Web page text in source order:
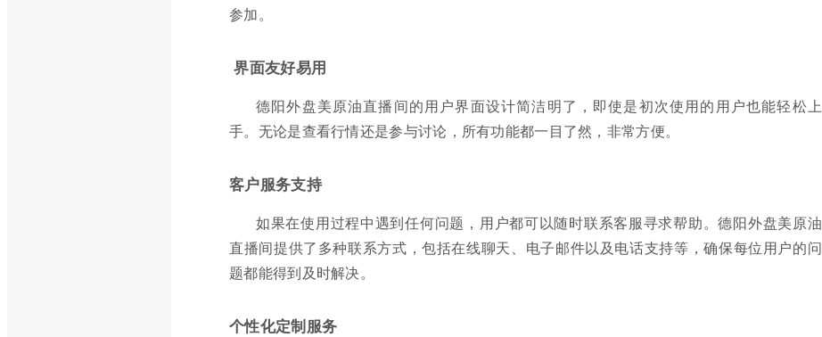
参加。
界面友好易用
德阳外盘美原油直播间的用户界面设计简洁明了，即使是初次使用的用户也能轻松上
手。无论是查看行情还是参与讨论，所有功能都一目了然，非常方便。
客户服务支持
如果在使用过程中遇到任何问题，用户都可以随时联系客服寻求帮助。德阳外盘美原油
直播间提供了多种联系方式，包括在线聊天、电子邮件以及电话支持等，确保每位用户的问
题都能得到及时解决。
个性化定制服务